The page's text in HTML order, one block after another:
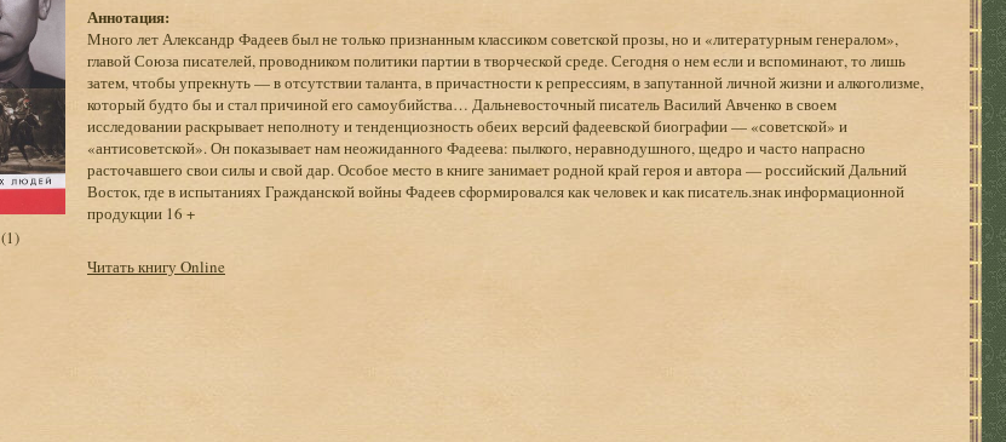
(1)
Аннотация:
Много лет Александр Фадеев был не только признанным классиком советской прозы, но и «литературным генералом»,
главой Союза писателей, проводником политики партии в творческой среде. Сегодня о нем если и вспоминают, то лишь
затем, чтобы упрекнуть — в отсутствии таланта, в причастности к репрессиям, в запутанной личной жизни и алкоголизме,
который будто бы и стал причиной его самоубийства… Дальневосточный писатель Василий Авченко в своем
исследовании раскрывает неполноту и тенденциозность обеих версий фадеевской биографии — «советской» и
«антисоветской». Он показывает нам неожиданного Фадеева: пылкого, неравнодушного, щедро и часто напрасно
расточавшего свои силы и свой дар. Особое место в книге занимает родной край героя и автора — российский Дальний
Восток, где в испытаниях Гражданской войны Фадеев сформировался как человек и как писатель.знак информационной
продукции 16 +
Читать книгу Online